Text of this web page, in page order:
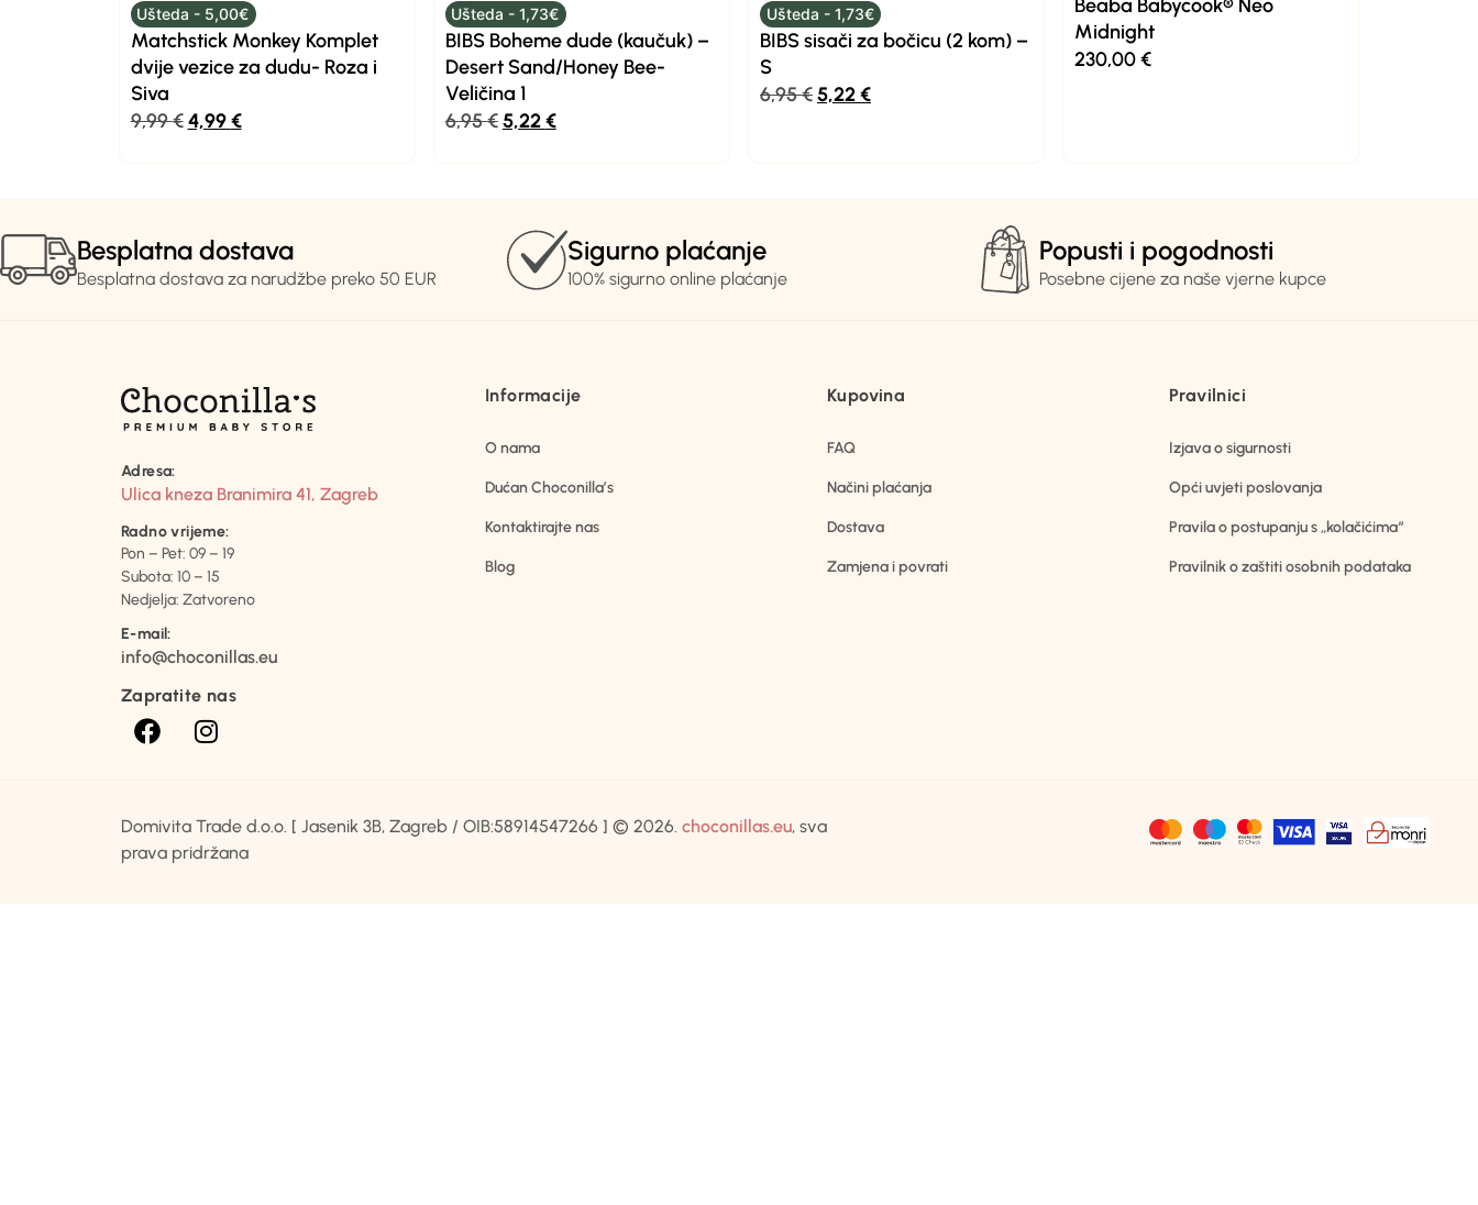
Ušteda - 5,00€
Matchstick Monkey Komplet
dvije vezice za dudu- Roza i
Siva
9,99€ 4,99€
Ušteda - 1,73€
BIBS Boheme dude (kaučuk) –
Desert Sand/Honey Bee-
Veličina 1
6,95€5,22€
Ušteda - 1,73€
BIBS sisači za bočicu (2 kom) –
S
6,95€5,22€
Beaba Babycook® Neo
Midnight
230,00€
Besplatna dostava
Besplatna dostava za narudžbe preko 50 EUR
Sigurno plaćanje
100% sigurno online plaćanje
Popusti i pogodnosti
Posebne cijene za naše vjerne kupce
Adresa:
Ulica kneza Branimira 41, Zagreb
Radno vrijeme:
Pon – Pet: 09 – 19
Subota: 10 – 15
Nedjelja: Zatvoreno
E-mail:
info@choconillas.eu
Zapratite nas
Informacije
O nama
Dućan Choconilla’s
Kontaktirajte nas
Blog
Kupovina
FAQ
Načini plaćanja
Dostava
Zamjena i povrati
Pravilnici
Izjava o sigurnosti
Opći uvjeti poslovanja
Pravila o postupanju s „kolačićima“
Pravilnik o zaštiti osobnih podataka
Domivita Trade d.o.o. [ Jasenik 3B, Zagreb / OIB:58914547266 ] © 2026. choconillas.eu, sva
prava pridržana